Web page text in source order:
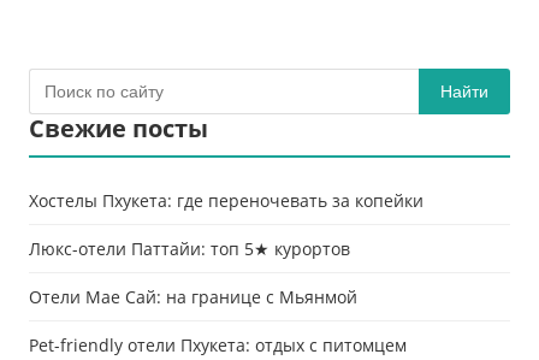
Найти
Свежие посты
Хостелы Пхукета: где переночевать за копейки
Люкс-отели Паттайи: топ 5★ курортов
Отели Мае Сай: на границе с Мьянмой
Pet-friendly отели Пхукета: отдых с питомцем